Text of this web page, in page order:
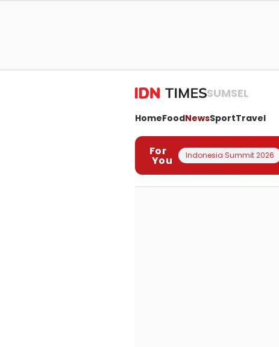
SUMSEL
HomeFoodNewsSportTravel
For
You Indonesia Summit 2026